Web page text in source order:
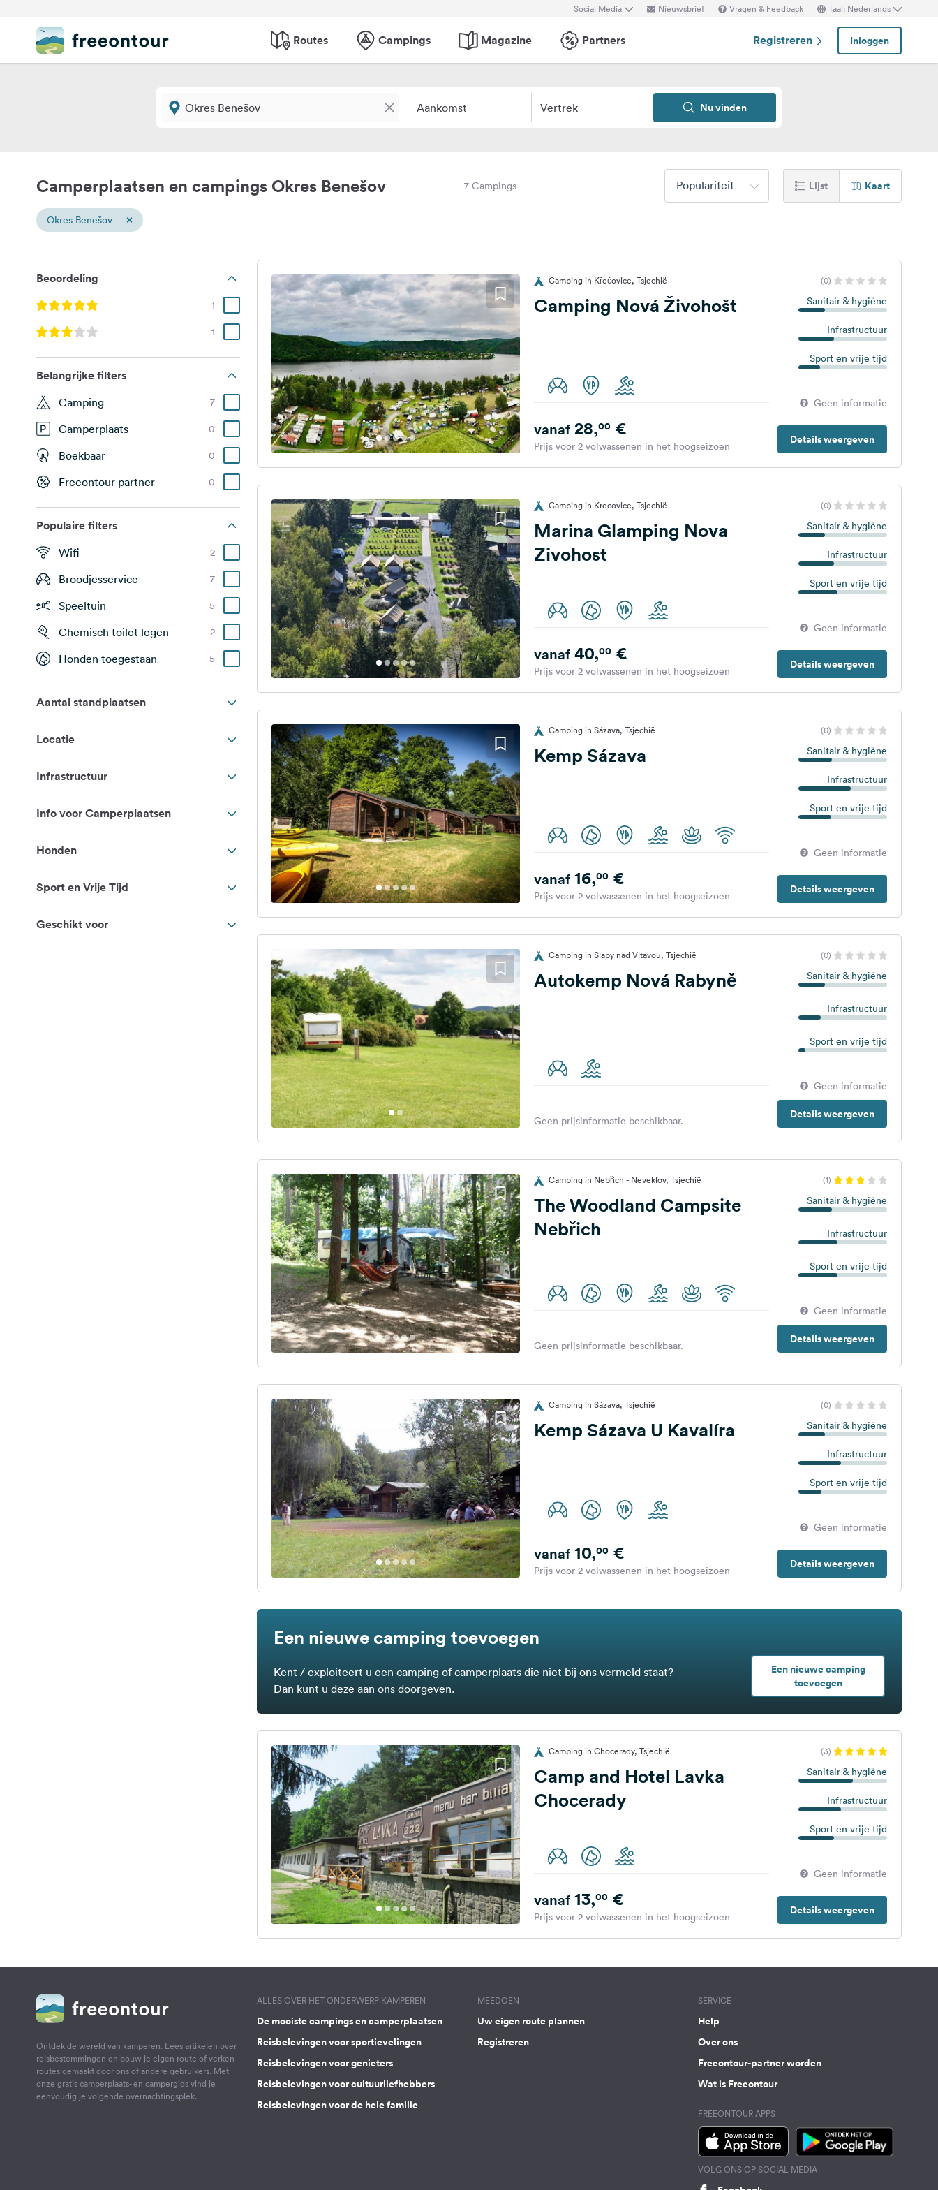
Social Media Nieuwsbrief Vragen & Feedback Taal: Nederlands
Routes Campings Magazine Partners Registreren Inloggen
Aankomst Vertrek Nu vinden
Camperplaatsen en campings Okres Benešov 7 Campings Populariteit Lijst Kaart
Okres Benešov ×
Beoordeling
1
1
Belangrijke filters
Camping 7
Camperplaats 0
Boekbaar 0
Freeontour partner 0
Populaire filters
Wifi 2
Broodjesservice 7
Speeltuin 5
Chemisch toilet legen 2
Honden toegestaan 5
Aantal standplaatsen
Locatie
Infrastructuur
Info voor Camperplaatsen
Honden
Sport en Vrije Tijd
Geschikt voor
Camping in Křečovice, Tsjechië (0)
Camping Nová Živohošt Sanitair & hygiëne
Infrastructuur
Sport en vrije tijd
Geen informatie
Details weergeven
vanaf28,00€
Prijs voor 2 volwassenen in het hoogseizoen
Camping in Krecovice, Tsjechië (0)
Marina Glamping Nova
Zivohost
Sanitair & hygiëne
Infrastructuur
Sport en vrije tijd
Geen informatie
Details weergeven
vanaf40,00€
Prijs voor 2 volwassenen in het hoogseizoen
Camping in Sázava, Tsjechië (0)
Kemp Sázava Sanitair & hygiëne
Infrastructuur
Sport en vrije tijd
Geen informatie
Details weergeven
vanaf16,00€
Prijs voor 2 volwassenen in het hoogseizoen
Camping in Slapy nad Vltavou, Tsjechië (0)
Autokemp Nová Rabyně Sanitair & hygiëne
Infrastructuur
Sport en vrije tijd
Geen informatie
Details weergeven
Geen prijsinformatie beschikbaar.
Camping in Nebřich - Neveklov, Tsjechië (1)
The Woodland Campsite
Nebřich
Sanitair & hygiëne
Infrastructuur
Sport en vrije tijd
Geen informatie
Details weergeven
Geen prijsinformatie beschikbaar.
Camping in Sázava, Tsjechië (0)
Kemp Sázava U Kavalíra Sanitair & hygiëne
Infrastructuur
Sport en vrije tijd
Geen informatie
Details weergeven
vanaf10,00€
Prijs voor 2 volwassenen in het hoogseizoen
Een nieuwe camping toevoegen
Kent / exploiteert u een camping of camperplaats die niet bij ons vermeld staat?
Dan kunt u deze aan ons doorgeven.
Een nieuwe camping
toevoegen
Camping in Chocerady, Tsjechië (3)
Camp and Hotel Lavka
Chocerady
Sanitair & hygiëne
Infrastructuur
Sport en vrije tijd
Geen informatie
Details weergeven
vanaf13,00€
Prijs voor 2 volwassenen in het hoogseizoen
Ontdek de wereld van kamperen. Lees artikelen over
reisbestemmingen en bouw je eigen route of verken
routes gemaakt door ons of andere gebruikers. Met
onze gratis camperplaats- en campergids vind je
eenvoudig je volgende overnachtingsplek.
ALLES OVER HET ONDERWERP KAMPEREN
De mooiste campings en camperplaatsen
Reisbelevingen voor sportievelingen
Reisbelevingen voor genieters
Reisbelevingen voor cultuurliefhebbers
Reisbelevingen voor de hele familie
MEEDOEN
Uw eigen route plannen
Registreren
SERVICE
Help
Over ons
Freeontour-partner worden
Wat is Freeontour
FREEONTOUR APPS
VOLG ONS OP SOCIAL MEDIA